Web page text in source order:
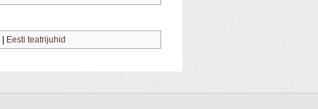
Eesti teatrijuhid